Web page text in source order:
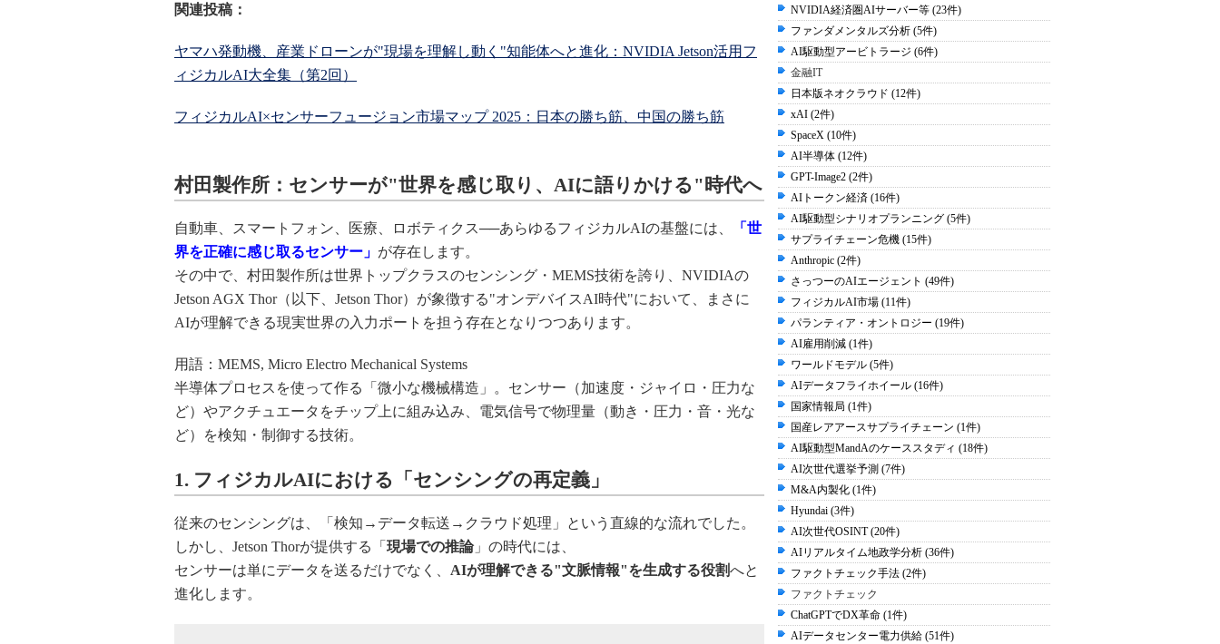
関連投稿：
ヤマハ発動機、産業ドローンが"現場を理解し動く"知能体へと進化：NVIDIA Jetson活用フ
ィジカルAI大全集（第2回）
フィジカルAI×センサーフュージョン市場マップ 2025：日本の勝ち筋、中国の勝ち筋
村田製作所：センサーが"世界を感じ取り、AIに語りかける"時代へ
自動車、スマートフォン、医療、ロボティクス──あらゆるフィジカルAIの基盤には、
「世
界を正確に感じ取るセンサー」 が存在します。
その中で、村田製作所は世界トップクラスのセンシング・MEMS技術を誇り、NVIDIAの
Jetson AGX Thor（以下、Jetson Thor）が象徴する"オンデバイスAI時代"において、まさに
AIが理解できる現実世界の入力ポートを担う存在となりつつあります。
用語：MEMS, Micro Electro Mechanical Systems
半導体プロセスを使って作る「微小な機械構造」。センサー（加速度・ジャイロ・圧力な
ど）やアクチュエータをチップ上に組み込み、電気信号で物理量（動き・圧力・音・光な
ど）を検知・制御する技術。
1. フィジカルAIにおける「センシングの再定義」
従来のセンシングは、「検知→データ転送→クラウド処理」という直線的な流れでした。
しかし、Jetson Thorが提供する「 現場での推論」の時代には、
センサーは単にデータを送るだけでなく、 AIが理解できる"文脈情報"を生成する役割へと
進化します。
NVIDIA経済圏AIサーバー等 (23件)
ファンダメンタルズ分析 (5件)
AI駆動型アービトラージ (6件)
金融IT
日本版ネオクラウド (12件)
xAI (2件)
SpaceX (10件)
AI半導体 (12件)
GPT-Image2 (2件)
AIトークン経済 (16件)
AI駆動型シナリオプランニング (5件)
サプライチェーン危機 (15件)
Anthropic (2件)
さっつーのAIエージェント (49件)
フィジカルAI市場 (11件)
パランティア・オントロジー (19件)
AI雇用削減 (1件)
ワールドモデル (5件)
AIデータフライホイール (16件)
国家情報局 (1件)
国産レアアースサプライチェーン (1件)
AI駆動型MandAのケーススタディ (18件)
AI次世代選挙予測 (7件)
M&A内製化 (1件)
Hyundai (3件)
AI次世代OSINT (20件)
AIリアルタイム地政学分析 (36件)
ファクトチェック手法 (2件)
ファクトチェック
ChatGPTでDX革命 (1件)
AIデータセンター電力供給 (51件)